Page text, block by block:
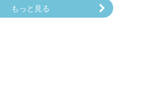
もっと見る